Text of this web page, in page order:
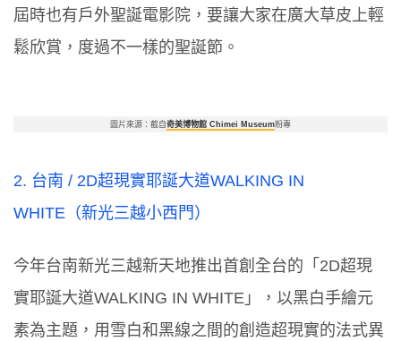
屆時也有戶外聖誕電影院，要讓大家在廣大草皮上輕
鬆欣賞，度過不一樣的聖誕節。
圖片來源：截自奇美博物館 Chimei Museum粉專
2. 台南 / 2D超現實耶誕大道WALKING IN
WHITE （新光三越小西門）
今年台南新光三越新天地推出首創全台的「 2D超現
實耶誕大道WALKING IN WHITE 」，以黑白手繪元
素為主題，用雪白和黑線之間的創造超現實的法式異